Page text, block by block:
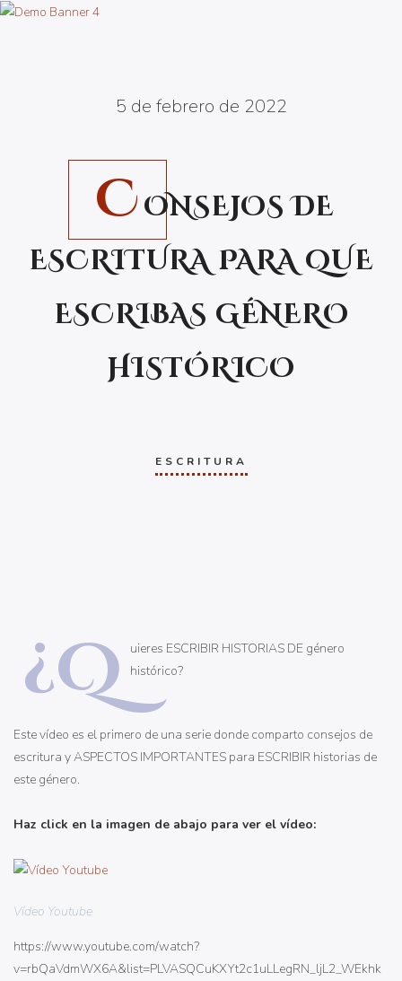
5 de febrero de 2022
C ONSEJOS DE
ESCRITURA PARA QUE
ESCRIBAS GÉNERO
HISTÓRICO
ESCRITURA
¿Q uieres ESCRIBIR HISTORIAS DE género
histórico?
Este vídeo es el primero de una serie donde comparto consejos de
escritura y ASPECTOS IMPORTANTES para ESCRIBIR historias de
este género.
Haz click en la imagen de abajo para ver el vídeo:
Vídeo Youtube
https://www.youtube.com/watch?
v=rbQaVdmWX6A&list=PLVASQCuKXYt2c1uLLegRN_ljL2_WEkhk